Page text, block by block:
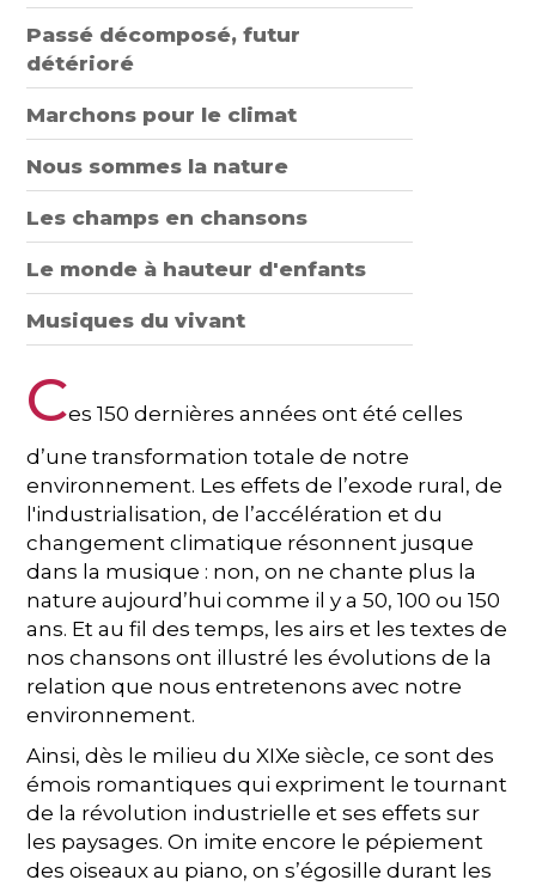
Passé décomposé, futur
détérioré
Marchons pour le climat
Nous sommes la nature
Les champs en chansons
Le monde à hauteur d'enfants
Musiques du vivant
Ces 150 dernières années ont été celles
d’une transformation totale de notre
environnement. Les effets de l’exode rural, de
l'industrialisation, de l’accélération et du
changement climatique résonnent jusque
dans la musique : non, on ne chante plus la
nature aujourd’hui comme il y a 50, 100 ou 150
ans. Et au fil des temps, les airs et les textes de
nos chansons ont illustré les évolutions de la
relation que nous entretenons avec notre
environnement.
Ainsi, dès le milieu du XIXe siècle, ce sont des
émois romantiques qui expriment le tournant
de la révolution industrielle et ses effets sur
les paysages. On imite encore le pépiement
des oiseaux au piano, on s’égosille durant les